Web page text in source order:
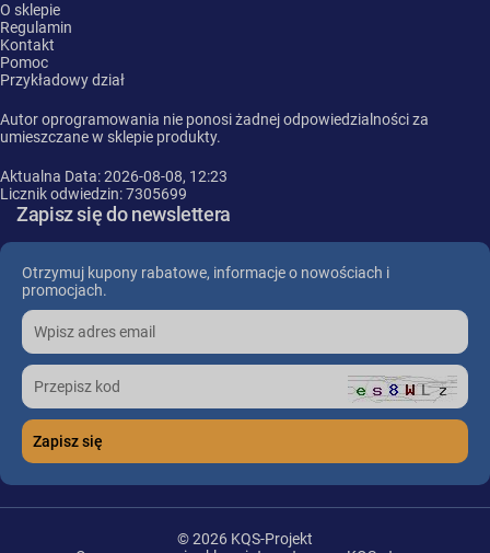
O sklepie
Regulamin
Kontakt
Pomoc
Przykładowy dział
Autor oprogramowania nie ponosi żadnej odpowiedzialności za
umieszczane w sklepie produkty.
Aktualna Data: 2026-08-08, 12:23
Licznik odwiedzin: 7305699
Zapisz się do newslettera
Otrzymuj kupony rabatowe, informacje o nowościach i
promocjach.
© 2026 KQS-Projekt